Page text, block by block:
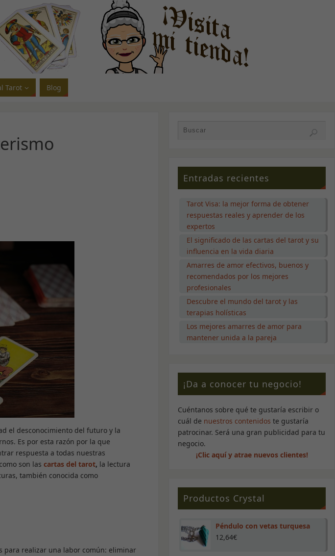
Tarot Blog
el desconocimiento del futuro y la
Es por esta razón por la que
respuesta a todas nuestras
son las cartas del tarot, la lectura
también conocida como
para realizar una labor común: eliminar
Entradas recientes
Tarot Visa: la mejor forma de obtener
respuestas reales y aprender de los
expertos
El significado de las cartas del tarot y su
influencia en la vida diaria
Amarres de amor efectivos, buenos y
recomendados por los mejores
profesionales
Descubre el mundo del tarot y las
terapias holísticas
Los mejores amarres de amor para
mantener unida a la pareja
¡Da a conocer tu negocio!
Cuéntanos sobre qué te gustaría escribir o
cuál de nuestros contenidos te gustaría
patrocinar. Será una gran publicidad para tu
negocio.
¡Clic aquí y atrae nuevos clientes!
Productos Crystal
Péndulo con vetas turquesa
12,64€